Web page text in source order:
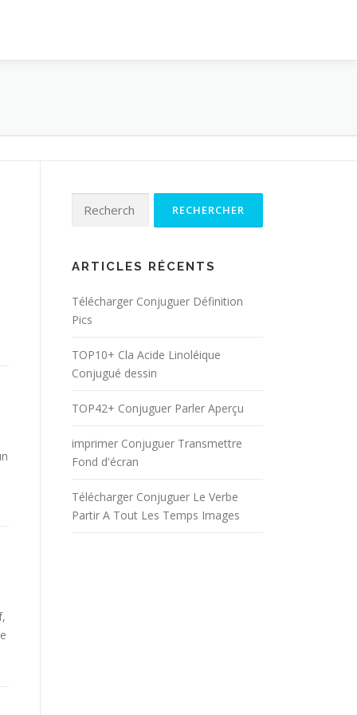
Rechercher :
ARTICLES RÉCENTS
Télécharger Conjuguer Définition
Pics
TOP10+ Cla Acide Linoléique
Conjugué dessin
TOP42+ Conjuguer Parler Aperçu
imprimer Conjuguer Transmettre
Fond d'écran
Télécharger Conjuguer Le Verbe
Partir A Tout Les Temps Images